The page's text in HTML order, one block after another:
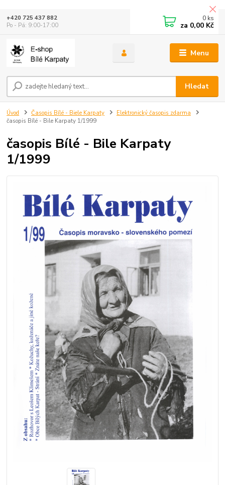
Menu
Hledat
+420 725 437 882
Po - Pá: 9:00-17:00
0 ks
za 0,00 Kč
Úvod Časopis Bílé - Biele Karpaty
Elektronický časopis zdarma
časopis Bílé - Bile Karpaty 1/1999
časopis Bílé - Bile Karpaty
1/1999